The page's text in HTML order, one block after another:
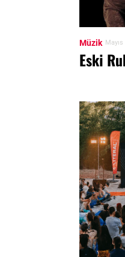
Müzik
Eski